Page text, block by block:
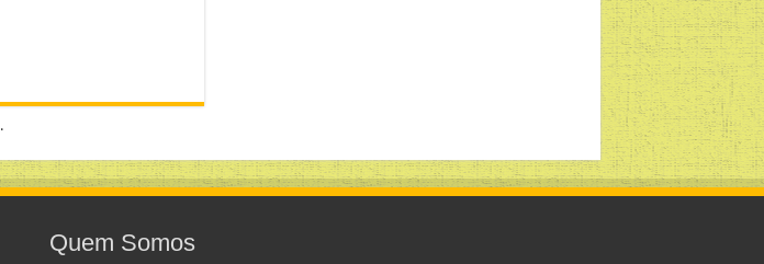
.
Quem Somos